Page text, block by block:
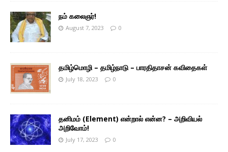
நம் கலைஞர்!
August 7, 2023 0
தமிழ்மொழி – தமிழ்நாடு – பாரதிதாசன் கவிதைகள்
July 18, 2023 0
தனிமம் (Element) என்றால் என்ன? – அறிவியல்
அறிவோம்!
July 17, 2023 0